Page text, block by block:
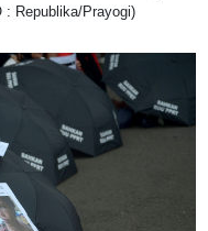
: Republika/Prayogi)